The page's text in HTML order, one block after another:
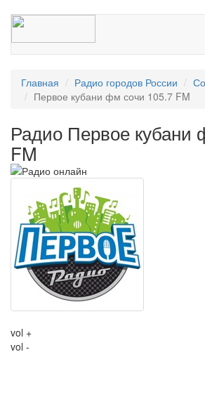
Главная Радио городов России
Первое кубани фм сочи 105.7 FM
Радио Первое кубани
FM
vol +
vol -